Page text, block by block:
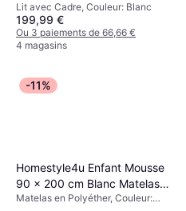
Blanc Lit avec Cadre
Lit avec Cadre, Couleur: Blanc
199,99 €
Ou 3 paiements de 66,66 €
4 magasins
-11%
Homestyle4u Enfant Mousse
90 x 200 cm Blanc Matelas
en Polyéther
Matelas en Polyéther, Couleur: